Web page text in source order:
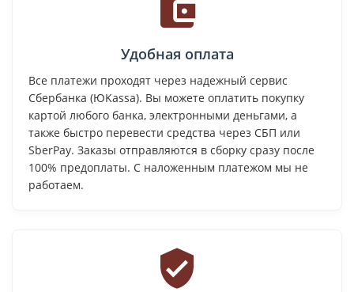
Удобная оплата
Все платежи проходят через надежный сервис
Сбербанка (ЮKassa). Вы можете оплатить покупку
картой любого банка, электронными деньгами, а
также быстро перевести средства через СБП или
SberPay. Заказы отправляются в сборку сразу после
100% предоплаты. С наложенным платежом мы не
работаем.